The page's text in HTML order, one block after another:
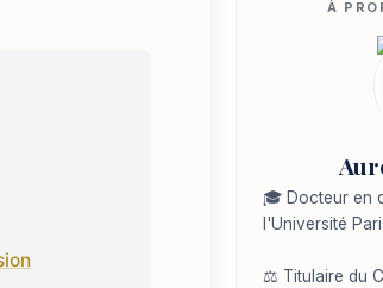
🎓 Docteur en
l'Université
⚖️ Titulaire du